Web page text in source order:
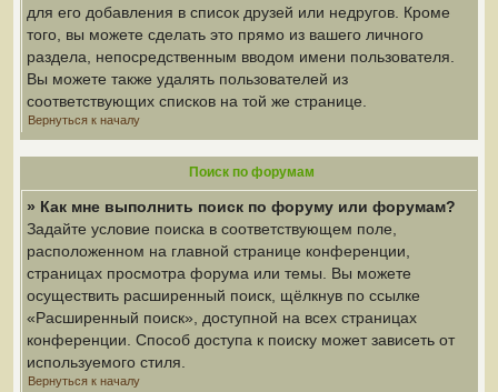
для его добавления в список друзей или недругов. Кроме
того, вы можете сделать это прямо из вашего личного
раздела, непосредственным вводом имени пользователя.
Вы можете также удалять пользователей из
соответствующих списков на той же странице.
Вернуться к началу
Поиск по форумам
» Как мне выполнить поиск по форуму или форумам?
Задайте условие поиска в соответствующем поле,
расположенном на главной странице конференции,
страницах просмотра форума или темы. Вы можете
осуществить расширенный поиск, щёлкнув по ссылке
«Расширенный поиск», доступной на всех страницах
конференции. Способ доступа к поиску может зависеть от
используемого стиля.
Вернуться к началу